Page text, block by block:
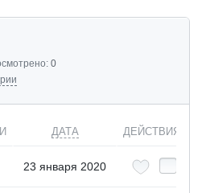
0
ДАТА ДЕЙСТВИЯ
23 января 2020